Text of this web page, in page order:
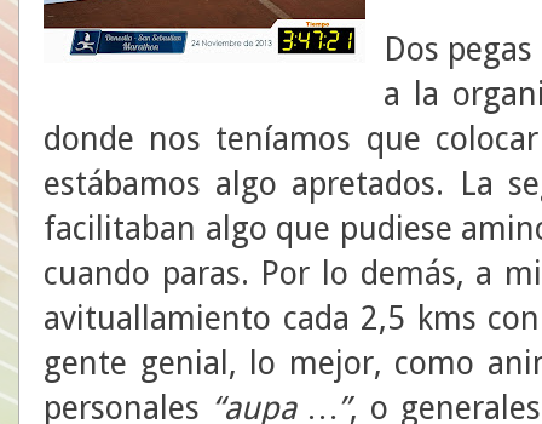
Dos
a la
donde nos teníamos que
estábamos algo apretados. La
facilitaban algo que pudiese
cuando paras. Por lo demás, a
avituallamiento cada 2,5 kms
gente genial, lo mejor, como
personales “aupa …”, o